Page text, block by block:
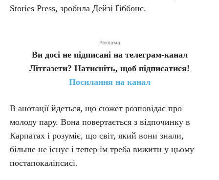
Stories Press, зробила Дейзі Ґіббонс.
Реклама
Ви досі не підписані на телеграм-канал
Літгазети? Натисніть, щоб підписатися!
Посилання на канал
В анотації йдеться, що сюжет розповідає про
молоду пару. Вона повертається з відпочинку в
Карпатах і розуміє, що світ, який вони знали,
більше не існує і тепер їм треба вижити у цьому
постапокаліпсисі.